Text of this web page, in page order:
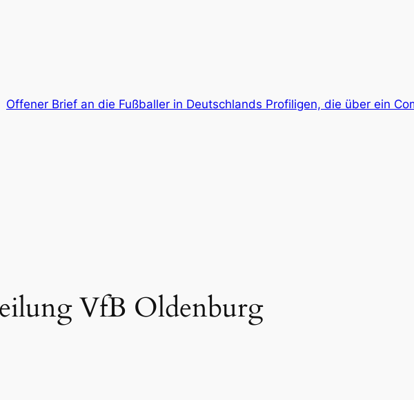
Offener Brief an die Fußballer in Deutschlands Profiligen, die über ein
VfB Oldenburg